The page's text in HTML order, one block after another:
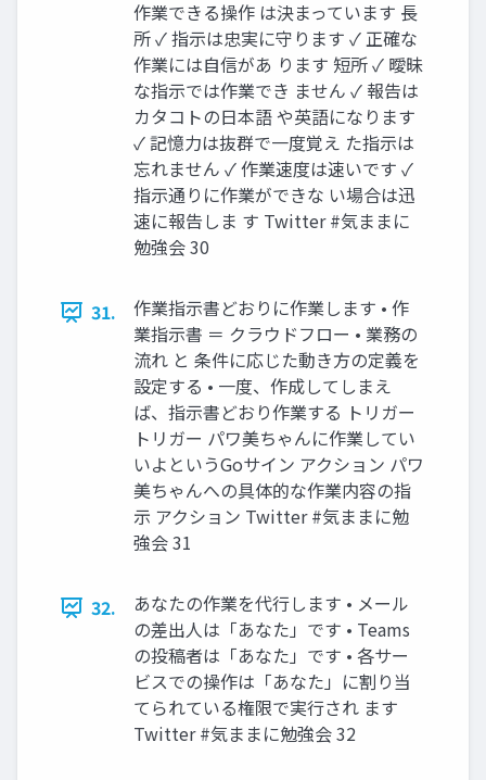
作業できる操作 は決まっています 長
所 ✓ 指示は忠実に守ります ✓ 正確な
作業には自信があ ります 短所 ✓ 曖昧
な指示では作業でき ません ✓ 報告は
カタコトの日本語 や英語になります
✓ 記憶力は抜群で一度覚え た指示は
忘れません ✓ 作業速度は速いです ✓
指示通りに作業ができな い場合は迅
速に報告しま す Twitter #気ままに
勉強会 30
31.
作業指示書どおりに作業します • 作
業指示書 ＝ クラウドフロー • 業務の
流れ と 条件に応じた動き方の定義を
設定する • 一度、作成してしまえ
ば、指示書どおり作業する トリガー
トリガー パワ美ちゃんに作業してい
いよというGoサイン アクション パワ
美ちゃんへの具体的な作業内容の指
示 アクション Twitter #気ままに勉
強会 31
32.
あなたの作業を代行します • メール
の差出人は「あなた」です • Teams
の投稿者は「あなた」です • 各サー
ビスでの操作は「あなた」に割り当
てられている権限で実行され ます
Twitter #気ままに勉強会 32